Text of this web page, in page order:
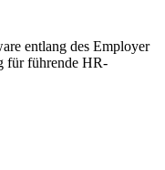
entlang des Employer
für führende HR-